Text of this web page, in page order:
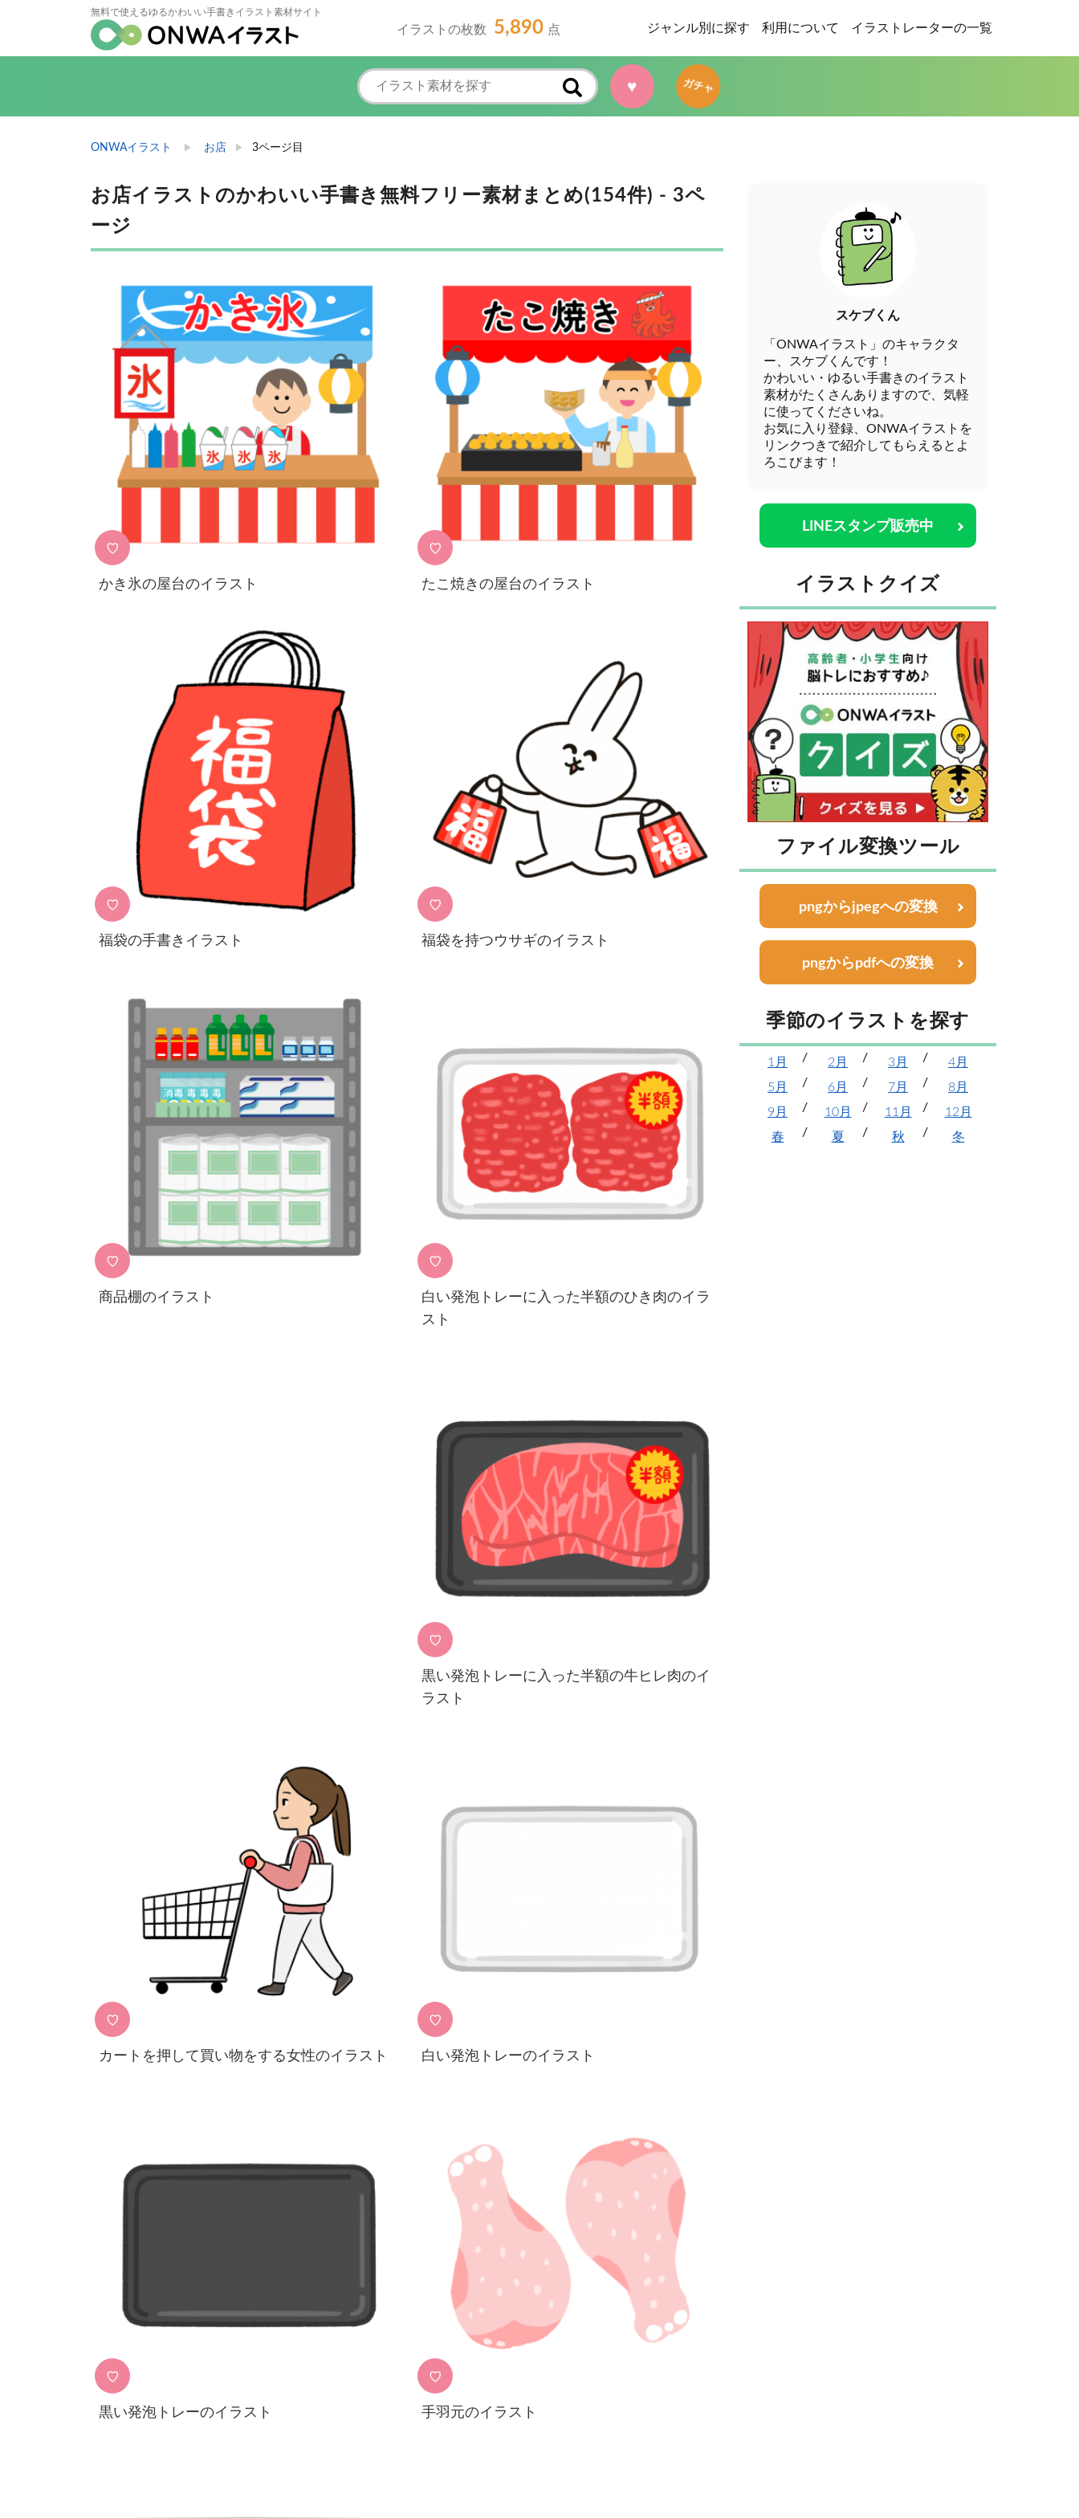
無料で使えるゆるかわいい手書きイラスト素材サイト
イラストの枚数 5,890 点 ジャンル別に探す 利用について イラストレーターの一覧
♥ ガチャ
ONWAイラスト お店 3ページ目
お店イラストのかわいい手書き無料フリー素材まとめ(154件) - 3ペ
ージ
♡
かき氷の屋台のイラスト
♡
たこ焼きの屋台のイラスト
♡
福袋の手書きイラスト
♡
福袋を持つウサギのイラスト
♡
商品棚のイラスト
♡
白い発泡トレーに入った半額のひき肉のイラ
スト
♡
黒い発泡トレーに入った半額の牛ヒレ肉のイ
ラスト
♡
カートを押して買い物をする女性のイラスト
♡
白い発泡トレーのイラスト
♡
黒い発泡トレーのイラスト
♡
手羽元のイラスト
スケブくん
「ONWAイラスト」のキャラクタ
ー、スケブくんです！
かわいい・ゆるい手書きのイラスト
素材がたくさんありますので、気軽
に使ってくださいね。
お気に入り登録、ONWAイラストを
リンクつきで紹介してもらえるとよ
ろこびます！
LINEスタンプ販売中
イラストクイズ
ファイル変換ツール
pngからjpegへの変換
pngからpdfへの変換
季節のイラストを探す
1月 2月 3月
4月
5月
6月 7月
8月
9月
10月 11月
12月
春
夏 秋 冬